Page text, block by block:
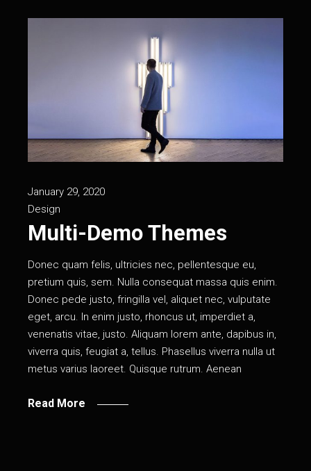
January 29, 2020
Design
Multi-Demo Themes
Donec quam felis, ultricies nec, pellentesque eu,
pretium quis, sem. Nulla consequat massa quis enim.
Donec pede justo, fringilla vel, aliquet nec, vulputate
eget, arcu. In enim justo, rhoncus ut, imperdiet a,
venenatis vitae, justo. Aliquam lorem ante, dapibus in,
viverra quis, feugiat a, tellus. Phasellus viverra nulla ut
metus varius laoreet. Quisque rutrum. Aenean
Read More